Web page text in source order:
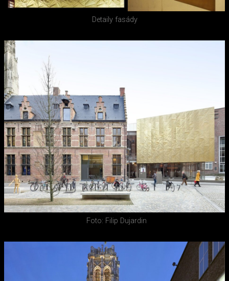
Detaily fasády
Foto: Filip Dujardin